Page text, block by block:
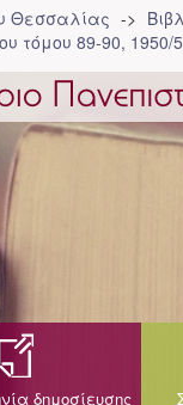
Θεσσαλίας
τόμου 89-90, 1950/
δημοσίευσης